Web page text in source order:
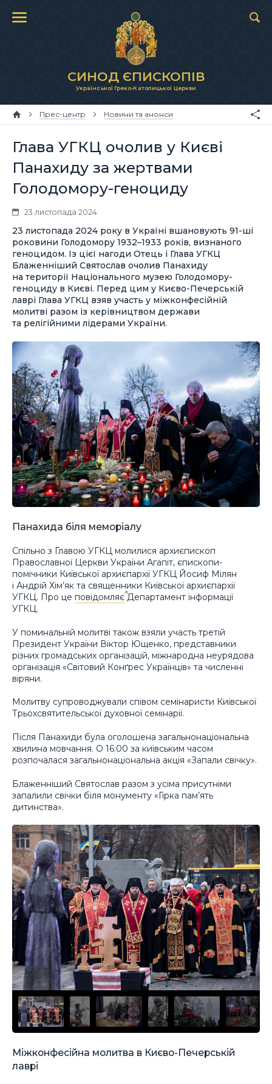
СИНОД ЄПИСКОПІВ
Української Греко-Католицької Церкви
Прес-центр Новини та анонси
Глава УГКЦ очолив у Києві
Панахиду за жертвами
Голодомору-геноциду
23 листопада 2024
23 листопада 2024 року в Україні вшановують 91-ші
роковини Голодомору 1932–1933 років, визнаного
геноцидом. Із цієї нагоди Отець і Глава УГКЦ
Блаженніший Святослав очолив Панахиду
на території Національного музею Голодомору-
геноциду в Києві. Перед цим у Києво-Печерській
лаврі Глава УГКЦ взяв участь у міжконфесійній
молитві разом із керівництвом держави
та релігійними лідерами України.
Панахида біля меморіалу
Спільно з Главою УГКЦ молилися архиєпископ
Православної Церкви України Агапіт, єпископи-
помічники Київської архиєпархії УГКЦ Йосиф Мілян
і Андрій Хім’як та священники Київської архиєпархії
УГКЦ. Про це повідомляєДепартамент інформації
УГКЦ.
У поминальній молитві також взяли участь третій
Президент України Віктор Ющенко, представники
різних громадських організацій, міжнародна неурядова
організація «Світовий Конґрес Українців» та численні
віряни.
Молитву супроводжували співом семінаристи Київської
Трьохсвятительської духовної семінарії.
Після Панахиди була оголошена загальнонаціональна
хвилина мовчання. О 16:00 за київським часом
розпочалася загальнонаціональна акція «Запали свічку».
Блаженніший Святослав разом з усіма присутніми
запалили свічки біля монументу «Гірка пам’ять
дитинства».
Міжконфесійна молитва в Києво-Печерській
лаврі